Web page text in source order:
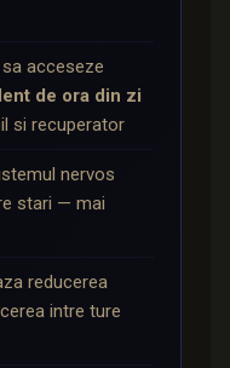
acceseze
de ora din zi
si recuperator
nervos
stari — mai
reducerea
intre ture